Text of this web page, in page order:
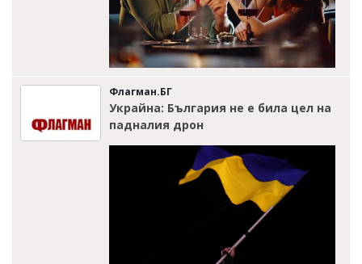
Флагман.БГ
Украйна: България не е била цел на
падналия дрон